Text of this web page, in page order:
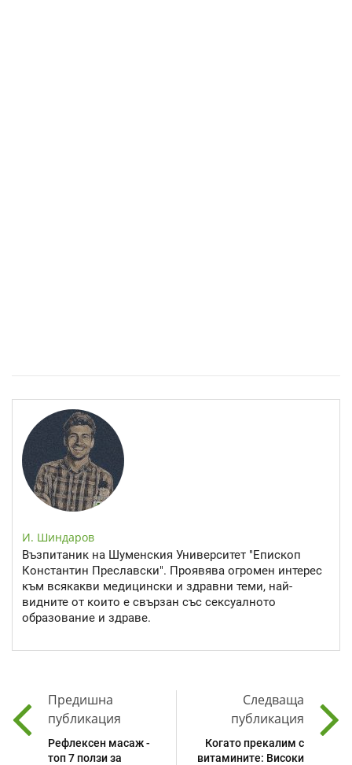
И. Шиндаров
Възпитаник на Шуменския Университет "Епископ
Константин Преславски". Проявява огромен интерес
към всякакви медицински и здравни теми, най-
видните от които е свързан със сексуалното
образование и здраве.
Предишна
публикация
Рефлексен масаж -
топ 7 ползи за
Следваща
публикация
Когато прекалим с
витамините: Високи